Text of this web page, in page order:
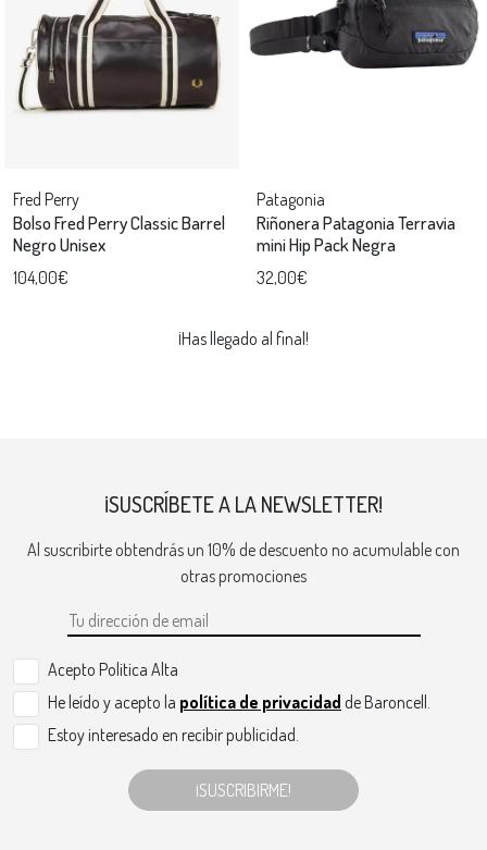
Fred Perry
Bolso Fred Perry Classic Barrel
Negro Unisex
104,00€
Patagonia
Riñonera Patagonia Terravia
mini Hip Pack Negra
32,00€
¡Has llegado al final!
¡SUSCRÍBETE A LA NEWSLETTER!
Al suscribirte obtendrás un 10% de descuento no acumulable con
otras promociones
Acepto Politica Alta
He leído y acepto la política de privacidad de Baroncell.
Estoy interesado en recibir publicidad.
¡SUSCRIBIRME!